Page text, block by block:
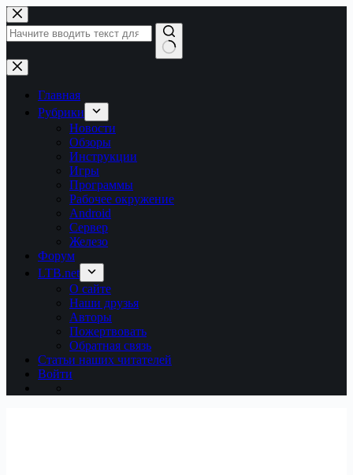
Перейти
к
сути
Ничего
не
найденоГлавная
Рубрики
Новости
Обзоры
Инструкции
Игры
Программы
Рабочее окружение
Android
Сервер
Железо
Форум
LTB.net
О сайте
Наши друзья
Авторы
Пожертвовать
Обратная связь
Статьи наших читателей
Войти